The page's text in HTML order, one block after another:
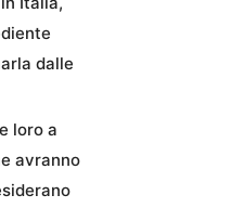
dalle
loro a
avranno